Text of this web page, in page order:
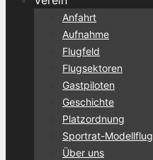
Anfahrt
Aufnahme
Flugfeld
Flugsektoren
Gastpiloten
Geschichte
Platzordnung
Sportrat-Modellflug
Über uns